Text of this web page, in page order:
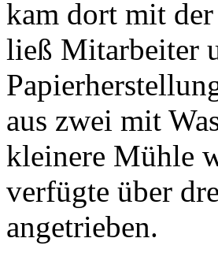
kam dort mit
ließ Mitarbeiter
aus zwei mit
kleinere Mühle
verfügte über
angetrieben.